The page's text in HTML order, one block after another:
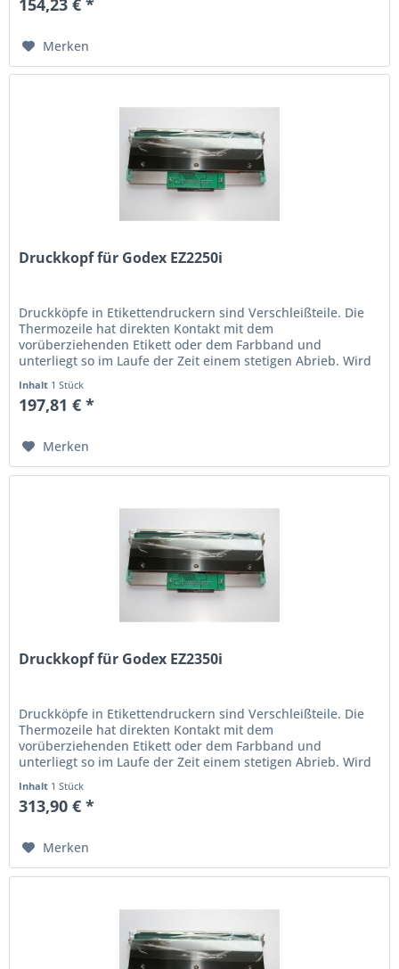
Merken
Druckkopf für Godex EZ2250i
Druckköpfe in Etikettendruckern sind Verschleißteile. Die
Thermo­zeile hat direkten Kontakt mit dem
vorüberziehenden Etikett oder dem Farbband und
unterliegt so im Laufe der Zeit einem stetigen Abrieb. Wird
Inhalt 1 Stück
197,81 € *
Merken
Druckkopf für Godex EZ2350i
Druckköpfe in Etikettendruckern sind Verschleißteile. Die
Thermo­zeile hat direkten Kontakt mit dem
vorüberziehenden Etikett oder dem Farbband und
unterliegt so im Laufe der Zeit einem stetigen Abrieb. Wird
Inhalt 1 Stück
313,90 € *
Merken